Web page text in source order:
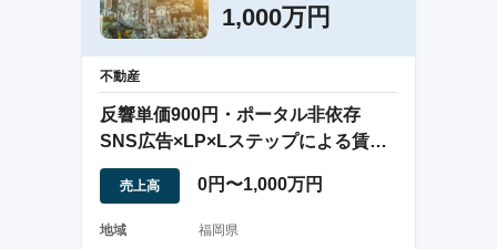
1,000万円
不動産
反響単価900円・ポータル非依存
SNS広告×LP×Lステップによる賃貸
仲介事業
売上高 0円〜1,000万円
地域
福岡県